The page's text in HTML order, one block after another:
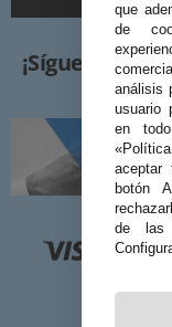
¡Síguenos!
que
de
análisis
usuario
en
aceptar
botón
de las